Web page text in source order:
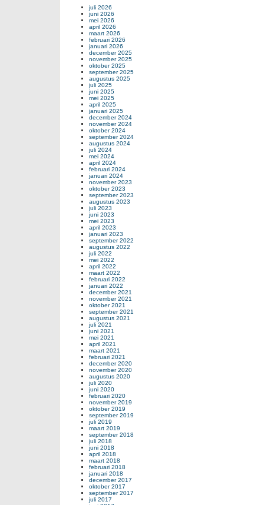
juli 2026
juni 2026
mei 2026
april 2026
maart 2026
februari 2026
januari 2026
december 2025
november 2025
oktober 2025
september 2025
augustus 2025
juli 2025
juni 2025
mei 2025
april 2025
januari 2025
december 2024
november 2024
oktober 2024
september 2024
augustus 2024
juli 2024
mei 2024
april 2024
februari 2024
januari 2024
november 2023
oktober 2023
september 2023
augustus 2023
juli 2023
juni 2023
mei 2023
april 2023
januari 2023
september 2022
augustus 2022
juli 2022
mei 2022
april 2022
maart 2022
februari 2022
januari 2022
december 2021
november 2021
oktober 2021
september 2021
augustus 2021
juli 2021
juni 2021
mei 2021
april 2021
maart 2021
februari 2021
december 2020
november 2020
augustus 2020
juli 2020
juni 2020
februari 2020
november 2019
oktober 2019
september 2019
juli 2019
maart 2019
september 2018
juli 2018
juni 2018
april 2018
maart 2018
februari 2018
januari 2018
december 2017
oktober 2017
september 2017
juli 2017